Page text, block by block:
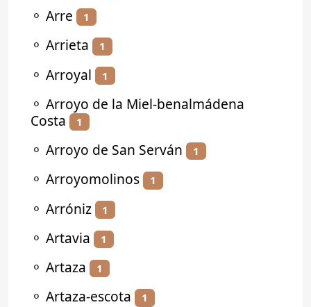
⚬ Arre 1
⚬ Arrieta 1
⚬ Arroyal 1
⚬ Arroyo de la Miel-benalmádena
Costa
1
⚬ Arroyo de San Serván 1
⚬ Arroyomolinos 1
⚬ Arróniz 1
⚬ Artavia 1
⚬ Artaza 1
⚬ Artaza-escota 1